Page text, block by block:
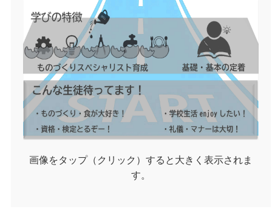
画像をタップ（クリック）すると大きく表示されま
す。